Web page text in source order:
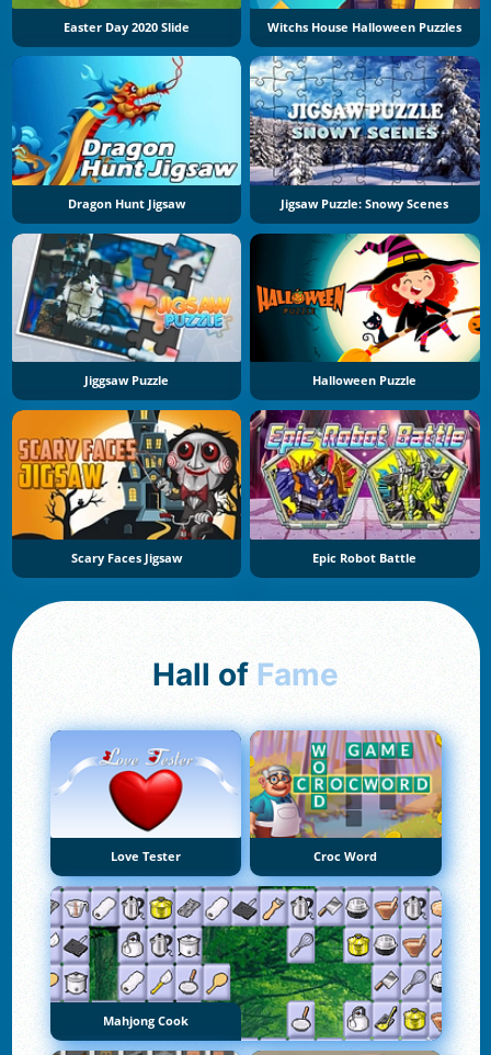
Easter Day 2020 Slide Witchs House Halloween Puzzles
Dragon Hunt Jigsaw Jigsaw Puzzle: Snowy Scenes
Jiggsaw Puzzle Halloween Puzzle
Scary Faces Jigsaw Epic Robot Battle
Hall of Fame
Love Tester Croc Word
Mahjong Cook